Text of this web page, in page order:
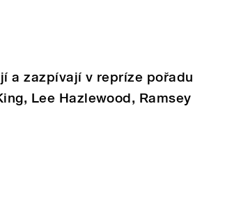
a zazpívají v repríze pořadu
Lee Hazlewood, Ramsey